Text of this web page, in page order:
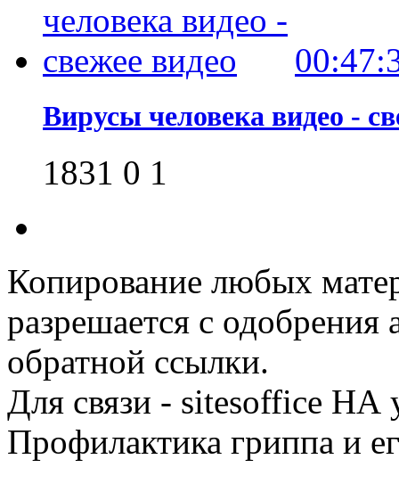
Вирусы человека видео -
1831 0 1
Копирование любых
разрешается с
обратной ссылки.
Для связи - sitesoffice НА
Профилактика гриппа и